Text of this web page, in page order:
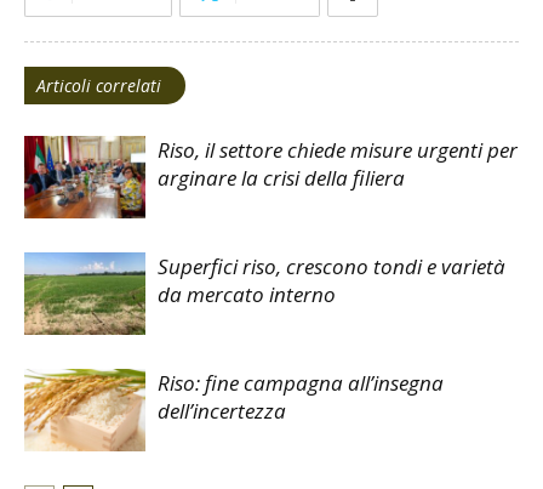
Articoli correlati
Riso, il settore chiede misure urgenti per
arginare la crisi della filiera
Superfici riso, crescono tondi e varietà
da mercato interno
Riso: fine campagna all’insegna
dell’incertezza